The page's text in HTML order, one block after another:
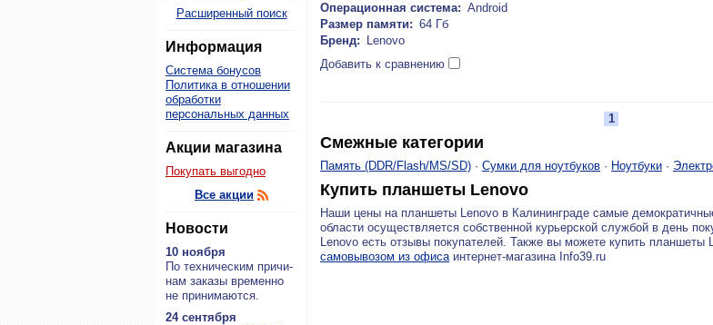
Расширенный поиск
Информация
Система бонусов
Политика в отношении
обработки
персональных данных
Акции магазина
Покупать выгодно
Все акции
Новости
10 ноября
По тех­ни­че­ским при­чи­
нам за­ка­зы вре­мен­но
не при­ни­ма­ют­ся.
24 сентября
Операционная система: Android
Размер памяти: 64 Гб
Бренд:
Lenovo
Добавить к сравнению
1
Смежные категории
Память (DDR/Flash/MS/SD) · Сумки для ноутбуков · Ноутбуки ·
Купить планшеты Lenovo
Наши цены на планшеты Lenovo в Калининграде самые
области осуществляется собственной курьерской службой в день
Lenovo есть отзывы покупателей. Также вы можете купить планшеты
самовывозом из офисаинтернет-магазина Info39.ru